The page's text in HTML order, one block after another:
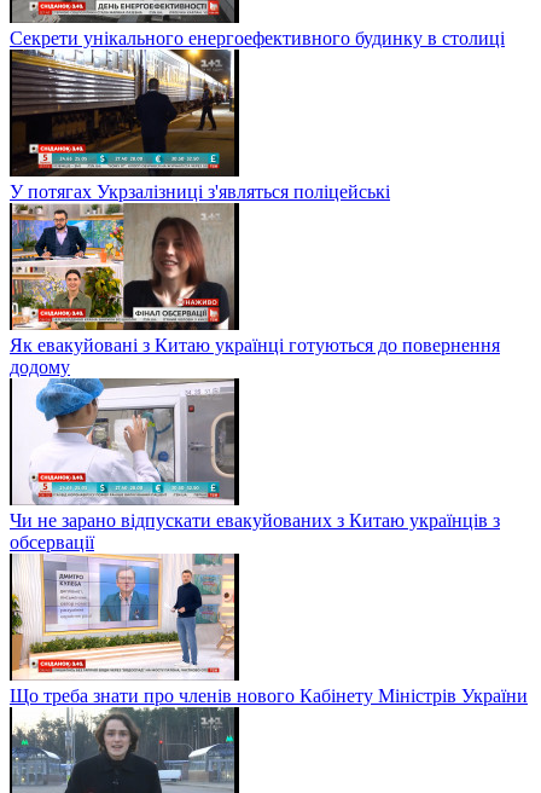
Секрети унікального енергоефективного будинку в столиці
У потягах Укрзалізниці з'являться поліцейські
Як евакуйовані з Китаю українці готуються до повернення
додому
Чи не зарано відпускати евакуйованих з Китаю українців з
обсервації
Що треба знати про членів нового Кабінету Міністрів України